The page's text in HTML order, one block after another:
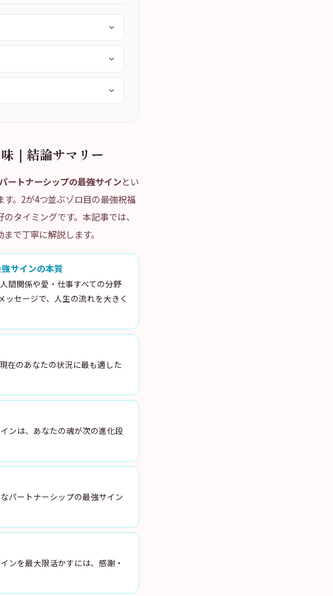
｜結論サマリー
ートナーシップの最強サインとい
。2が4つ並ぶゾロ目の最強祝福
タイミングです。本記事では、
で丁寧に解説します。
サインの本質
間関係や愛・仕事すべての分野
セージで、人生の流れを大きく
在のあなたの状況に最も適した
ンは、あなたの魂が次の進化段
パートナーシップの最強サイン
ンを最大限活かすには、感謝・